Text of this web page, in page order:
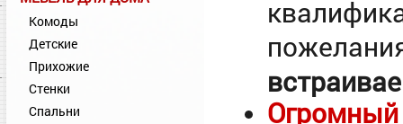
Комоды
Детские
Прихожие
Стенки
Спальни